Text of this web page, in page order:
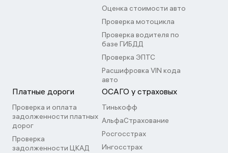
Оценка стоимости авто
Проверка мотоцикла
Проверка водителя по
базе ГИБДД
Проверка ЭПТС
Расшифровка VIN кода
авто
Платные дороги
Проверка и оплата
задолженности платных
дорог
Проверка
задолженности ЦКАД
ОСАГО у страховых
Тинькофф
АльфаСтрахование
Росгосстрах
Ингосстрах